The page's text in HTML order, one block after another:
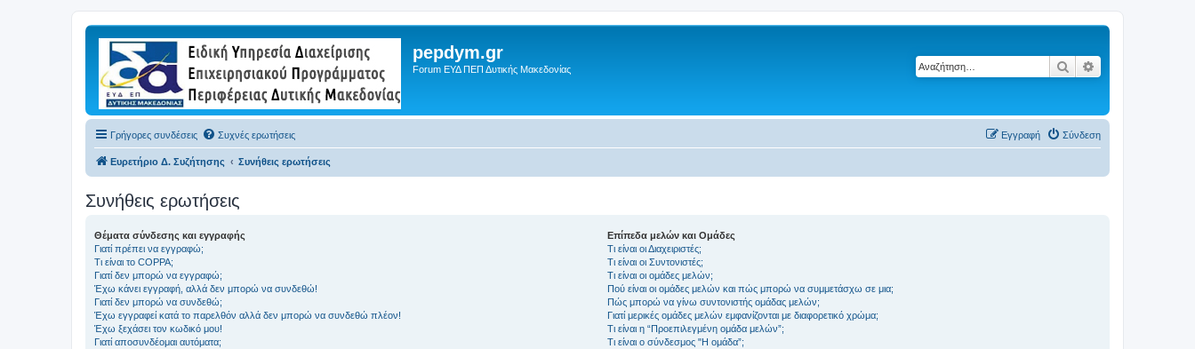
pepdym.gr
Forum ΕΥΔ ΠΕΠ Δυτικής Μακεδονίας Αναζήτηση
Γρήγορες συνδέσεις Συχνές ερωτήσεις Σύνδεση
Εγγραφή
Ευρετήριο Δ. Συζήτησης Συνήθεις ερωτήσεις
Συνήθεις ερωτήσεις
Θέματα σύνδεσης και εγγραφής
Γιατί πρέπει να εγγραφώ;
Τι είναι το COPPA;
Γιατί δεν μπορώ να εγγραφώ;
Έχω κάνει εγγραφή, αλλά δεν μπορώ να συνδεθώ!
Γιατί δεν μπορώ να συνδεθώ;
Έχω εγγραφεί κατά το παρελθόν αλλά δεν μπορώ να συνδεθώ πλέον!
Έχω ξεχάσει τον κωδικό μου!
Γιατί αποσυνδέομαι αυτόματα;
Επίπεδα μελών και Ομάδες
Τι είναι οι Διαχειριστές;
Τι είναι οι Συντονιστές;
Τι είναι οι ομάδες μελών;
Πού είναι οι ομάδες μελών και πώς μπορώ να συμμετάσχω σε μια;
Πώς μπορώ να γίνω συντονιστής ομάδας μελών;
Γιατί μερικές ομάδες μελών εμφανίζονται με διαφορετικό χρώμα;
Τι είναι η “Προεπιλεγμένη ομάδα μελών”;
Τι είναι ο σύνδεσμος "Η ομάδα”;